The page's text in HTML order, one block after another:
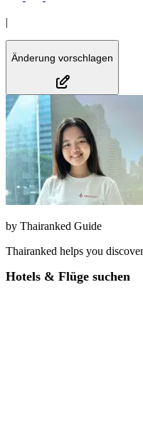
|
Änderung vorschlagen
by Thairanked Guide
Thairanked helps you
Hotels & Flüge suchen